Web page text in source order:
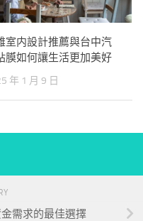
室内設計推薦與台中汽
膜如何讓生活更加美好
年 1 月 9 日
需求的最佳選擇